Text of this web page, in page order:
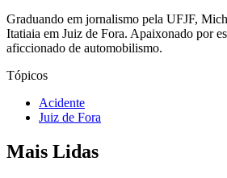
Graduando em jornalismo pela UFJF,
Itatiaia em Juiz de Fora. Apaixonado por
aficcionado de automobilismo.
Tópicos
Acidente
Juiz de Fora
Mais Lidas